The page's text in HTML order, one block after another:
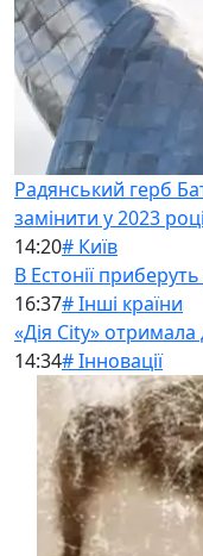
Радянський герб
замінити у 2023 році
14:20# Київ
В Естонії
16:37# Інші країни
«Дія City»
14:34# Інновації